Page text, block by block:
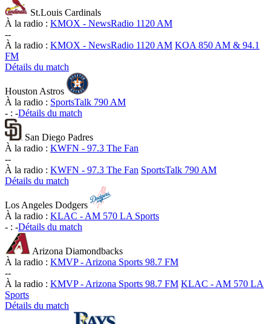
St.Louis Cardinals
À la radio : KMOX - NewsRadio 1120 AM
--
À la radio : KMOX - NewsRadio 1120 AM KOA 850 AM & 94.1
FM
Détails du match
Houston Astros
À la radio : SportsTalk 790 AM
- : -Détails du match
San Diego Padres
À la radio : KWFN - 97.3 The Fan
--
À la radio : KWFN - 97.3 The Fan SportsTalk 790 AM
Détails du match
Los Angeles Dodgers
À la radio : KLAC - AM 570 LA Sports
- : -Détails du match
Arizona Diamondbacks
À la radio : KMVP - Arizona Sports 98.7 FM
--
À la radio : KMVP - Arizona Sports 98.7 FM KLAC - AM 570 LA
Sports
Détails du match